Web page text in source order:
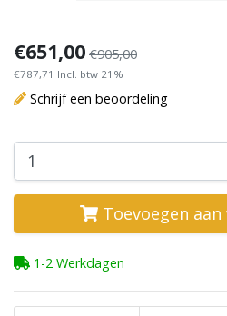
€651,00 €905,00
€787,71 Incl. btw 21%
Schrijf een beoordeling
Toevoegen
1-2 Werkdagen